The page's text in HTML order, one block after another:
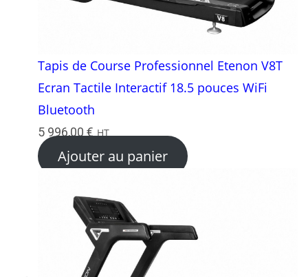
Tapis de Course Professionnel Etenon V8T
Ecran Tactile Interactif 18.5 pouces WiFi
Bluetooth
5 996,00 € HT
Ajouter au panier